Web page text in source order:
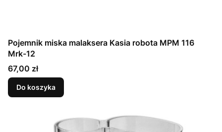
Pojemnik miska malaksera Kasia robota MPM 116
Mrk-12
Cena
67,00 zł
Do koszyka